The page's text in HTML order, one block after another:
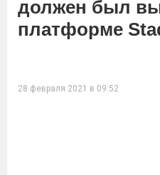
должен был
платформе
28 февраля 2021 в 09:52